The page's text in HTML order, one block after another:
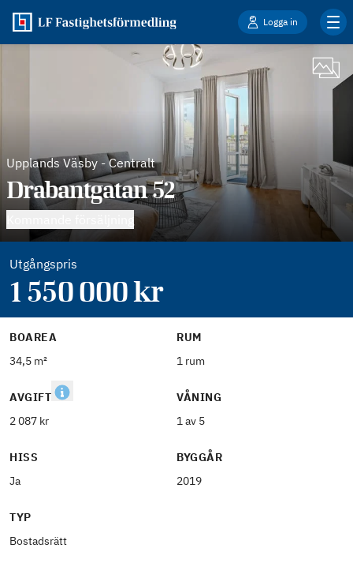
Logga in
Upplands Väsby -Centralt
Drabantgatan 52
Utgångspris
1 550 000kr
BOAREA
34,5 m²
RUM
1 rum
AVGIFT
2 087 kr
VÅNING
1 av 5
HISS
Ja
BYGGÅR
2019
TYP
Bostadsrätt